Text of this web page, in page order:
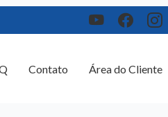
Área do Cliente